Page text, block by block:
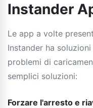
Instander
Le app a volte
Instander ha
problemi di
semplici soluzioni:
Forzare l'arresto e